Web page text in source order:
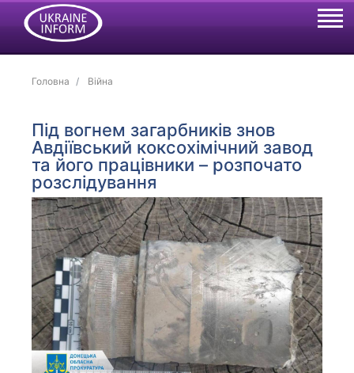
Головна Війна
Під вогнем загарбників знов
Авдіївський коксохімічний завод
та його працівники – розпочато
розслідування